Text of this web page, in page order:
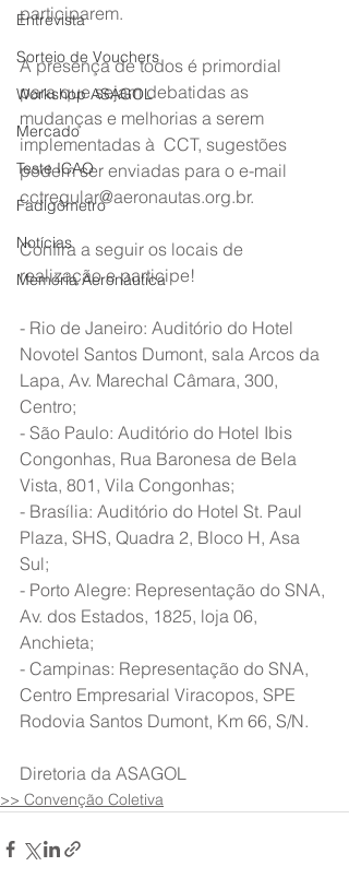
Entrevista
Sorteio de Vouchers
Workshop ASAGOL
Mercado
Teste ICAO
Fadigômetro
Notícias
Memória Aeronáutica
participarem.
A presença de todos é primordial
para que sejam debatidas as
mudanças e melhorias a serem
implementadas à  CCT, sugestões
podem ser enviadas para o e-mail
cctregular@aeronautas.org.br.
Confira a seguir os locais de
realização e participe!
- Rio de Janeiro: Auditório do Hotel
Novotel Santos Dumont, sala Arcos da
Lapa, Av. Marechal Câmara, 300,
Centro;
- São Paulo: Auditório do Hotel Ibis
Congonhas, Rua Baronesa de Bela
Vista, 801, Vila Congonhas;
- Brasília: Auditório do Hotel St. Paul
Plaza, SHS, Quadra 2, Bloco H, Asa
Sul;
- Porto Alegre: Representação do SNA,
Av. dos Estados, 1825, loja 06,
Anchieta;
- Campinas: Representação do SNA,
Centro Empresarial Viracopos, SPE
Rodovia Santos Dumont, Km 66, S/N.
Diretoria da ASAGOL
>> Convenção Coletiva